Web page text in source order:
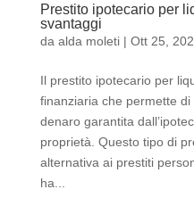
Prestito ipotecario per
svantaggi
da alda moleti| Ott 25,
Il prestito ipotecario per
finanziaria che permette
denaro garantita
proprietà. Questo tipo di
alternativa ai prestiti
ha...